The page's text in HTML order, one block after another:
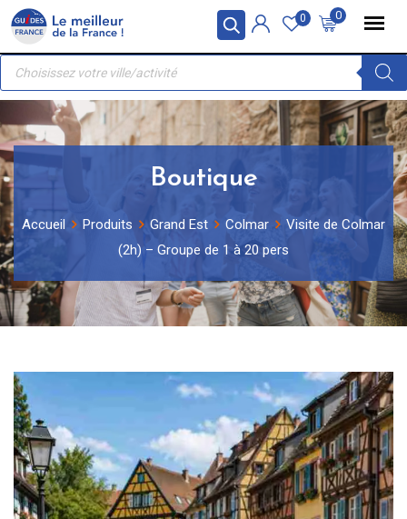
Panneau de gestion des cookies
Skip
content
0
0
Recherche
produits
Boutique
Accueil Produits Grand Est Colmar
Visite de Colmar
(2h) – Groupe de 1 à 20 pers